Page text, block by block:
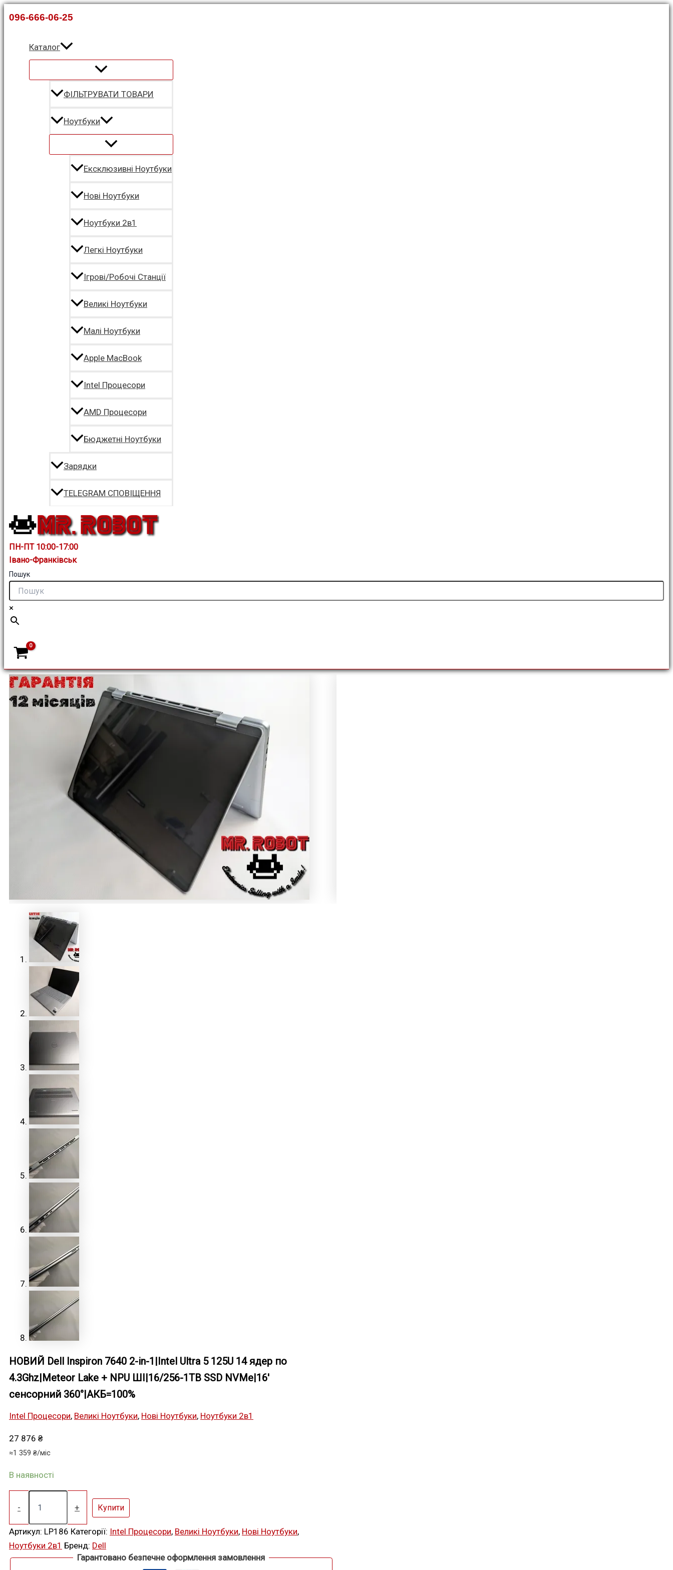
096-666-06-25
Каталог
ФІЛЬТРУВАТИ ТОВАРИ
Ноутбуки
Ексклюзивні Ноутбуки
Нові Ноутбуки
Ноутбуки 2в1
Легкі Ноутбуки
Ігрові/Робочі Станції
Великі Ноутбуки
Малі Ноутбуки
Apple MacBook
Intel Процесори
AMD Процесори
Бюджетні Ноутбуки
Зарядки
TELEGRAM СПОВІЩЕННЯ
ПН-ПТ 10:00-17:00
Івано-Франківськ
Пошук
×
НОВИЙ Dell Inspiron 7640 2-in-1|Intel Ultra 5 125U 14 ядер по
4.3Ghz|Meteor Lake + NPU ШІ|16/256-1TB SSD NVMe|16′
сенсорний 360°|АКБ=100%
Intel Процесори, Великі Ноутбуки, Нові Ноутбуки, Ноутбуки 2в1
27 876 ₴
≈1 359 ₴/міс
В наявності
-
НОВИЙ
7640
2-
in-
+ Купити
Артикул: LP186 Категорії: Intel Процесори, Великі Ноутбуки, Нові Ноутбуки,
Ноутбуки 2в1 Бренд: Dell
Гарантовано безпечне оформлення замовлення